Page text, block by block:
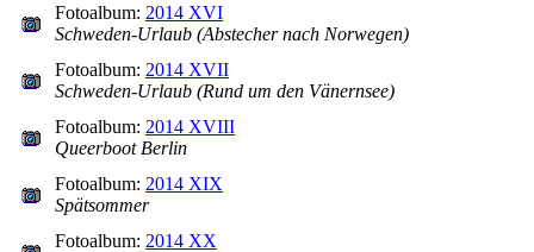
Fotoalbum: 2014 XVI
Schweden-Urlaub (Abstecher nach Norwegen)
Fotoalbum: 2014 XVII
Schweden-Urlaub (Rund um den Vänernsee)
Fotoalbum: 2014 XVIII
Queerboot Berlin
Fotoalbum: 2014 XIX
Spätsommer
Fotoalbum: 2014 XX